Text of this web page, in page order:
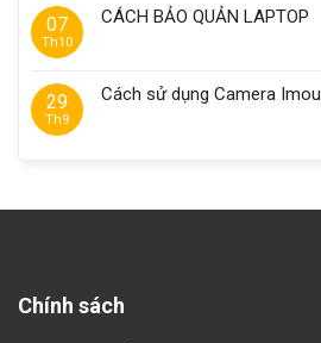
07
Th10
CÁCH BẢO QUẢN LAPTOP
29
Th9
Cách sử dụng Camera Imou
Chính sách